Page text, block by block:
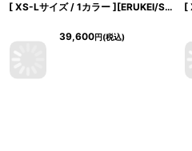
[ XS-Lサイズ / 1カラー ][ERUKEI/SETTAN]ブルー×ホワイト・バイカラー・ワンショルダー・変形襟・アシンメトリー・プリーツ・Aライン・ロングドレス[送料無料]
39,600円(税込)